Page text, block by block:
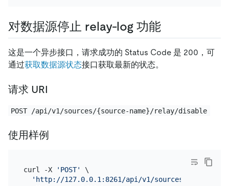
对数据源停止 relay-log 功能
这是一个异步接口，请求成功的 Status Code 是 200，可
通过获取数据源状态接口获取最新的状态。
请求 URI
POST /api/v1/sources/{source-name}/relay/disable
使用样例
curl -X 'POST'
\
'http://127.0.0.1:8261/api/v1/sources/mysql-